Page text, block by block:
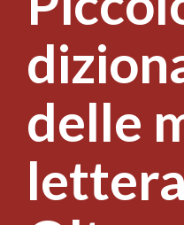
principale
delle